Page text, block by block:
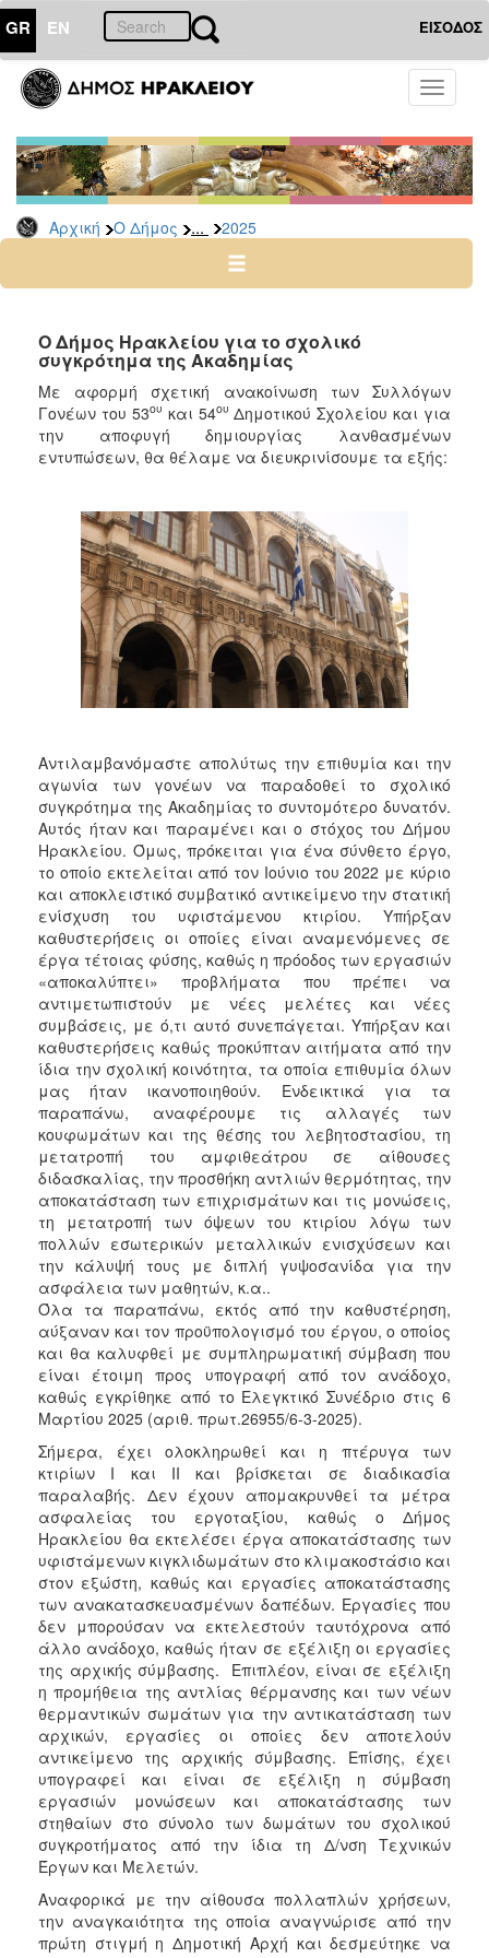
GR EN ΕΙΣΟΔΟΣ
Toggle
Αρχική Ο Δήμος ... 2025
ΔΗΜΟΣ
Δελτία
Τύπου
Αρχείο
2026
2024
2022
2021
2020
2019
2017
2016
2015
2013
2012
2011
2006
ΤΟΠΟΣ
ΠΟΛΙΤΙΣΜΟΣ
ΑΝΘΕΚΤΙΚΗ
ΠΟΛΗ
Ο Δήμος Ηρακλείου για το σχολικό
συγκρότημα της Ακαδημίας
Με αφορμή σχετική ανακοίνωση των Συλλόγων
Γονέων του 53ου και 54ου Δημοτικού Σχολείου και για
την αποφυγή δημιουργίας λανθασμένων
εντυπώσεων, θα θέλαμε να διευκρινίσουμε τα εξής:
Αντιλαμβανόμαστε απολύτως την επιθυμία και την
αγωνία των γονέων να παραδοθεί το σχολικό
συγκρότημα της Ακαδημίας το συντομότερο δυνατόν.
Αυτός ήταν και παραμένει και ο στόχος του Δήμου
Ηρακλείου. Όμως, πρόκειται για ένα σύνθετο έργο,
το οποίο εκτελείται από τον Ιούνιο του 2022 με κύριο
και αποκλειστικό συμβατικό αντικείμενο την στατική
ενίσχυση του υφιστάμενου κτιρίου. Υπήρξαν
καθυστερήσεις οι οποίες είναι αναμενόμενες σε
έργα τέτοιας φύσης, καθώς η πρόοδος των εργασιών
«αποκαλύπτει» προβλήματα που πρέπει να
αντιμετωπιστούν με νέες μελέτες και νέες
συμβάσεις, με ό,τι αυτό συνεπάγεται. Υπήρξαν και
καθυστερήσεις καθώς προκύπταν αιτήματα από την
ίδια την σχολική κοινότητα, τα οποία επιθυμία όλων
μας ήταν ικανοποιηθούν. Ενδεικτικά για τα
παραπάνω, αναφέρουμε τις αλλαγές των
κουφωμάτων και της θέσης του λεβητοστασίου, τη
μετατροπή του αμφιθεάτρου σε αίθουσες
διδασκαλίας, την προσθήκη αντλιών θερμότητας, την
αποκατάσταση των επιχρισμάτων και τις μονώσεις,
τη μετατροπή των όψεων του κτιρίου λόγω των
πολλών εσωτερικών μεταλλικών ενισχύσεων και
την κάλυψή τους με διπλή γυψοσανίδα για την
ασφάλεια των μαθητών, κ.α..
Όλα τα παραπάνω, εκτός από την καθυστέρηση,
αύξαναν και τον προϋπολογισμό του έργου, ο οποίος
και θα καλυφθεί με συμπληρωματική σύμβαση που
είναι έτοιμη προς υπογραφή από τον ανάδοχο,
καθώς εγκρίθηκε από το Ελεγκτικό Συνέδριο στις 6
Μαρτίου 2025 (αριθ. πρωτ.26955/6-3-2025).
Σήμερα, έχει ολοκληρωθεί και η πτέρυγα των
κτιρίων Ι και ΙΙ και βρίσκεται σε διαδικασία
παραλαβής. Δεν έχουν απομακρυνθεί τα μέτρα
ασφαλείας του εργοταξίου, καθώς ο Δήμος
Ηρακλείου θα εκτελέσει έργα αποκατάστασης των
υφιστάμενων κιγκλιδωμάτων στο κλιμακοστάσιο και
στον εξώστη, καθώς και εργασίες αποκατάστασης
των ανακατασκευασμένων δαπέδων. Εργασίες που
δεν μπορούσαν να εκτελεστούν ταυτόχρονα από
άλλο ανάδοχο, καθώς ήταν σε εξέλιξη οι εργασίες
της αρχικής σύμβασης. Επιπλέον, είναι σε εξέλιξη
η προμήθεια της αντλίας θέρμανσης και των νέων
θερμαντικών σωμάτων για την αντικατάσταση των
αρχικών, εργασίες οι οποίες δεν αποτελούν
αντικείμενο της αρχικής σύμβασης. Επίσης, έχει
υπογραφεί και είναι σε εξέλιξη η σύμβαση
εργασιών μονώσεων και αποκατάστασης των
στηθαίων στο σύνολο των δωμάτων του σχολικού
συγκροτήματος από την ίδια τη Δ/νση Τεχνικών
Έργων και Μελετών.
Αναφορικά με την αίθουσα πολλαπλών χρήσεων,
την αναγκαιότητα της οποία αναγνώρισε από την
πρώτη στιγμή η Δημοτική Αρχή και δεσμεύτηκε να